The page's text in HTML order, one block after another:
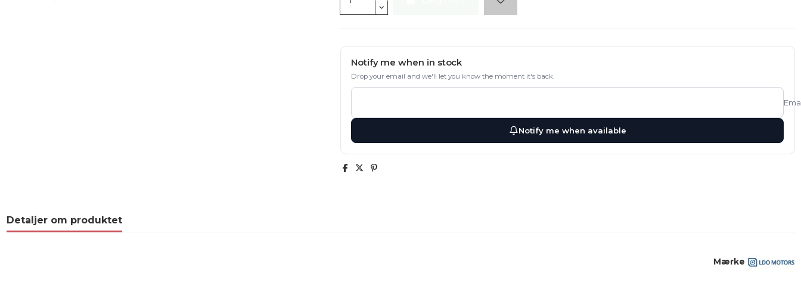
Notify me when in stock
Drop your email and we'll let you know the moment it's back.
Notify me when available
Detaljer om produktet
Mærke